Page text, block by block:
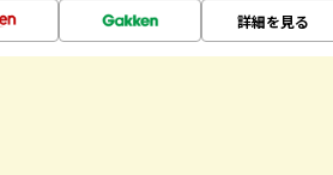
詳細を見る